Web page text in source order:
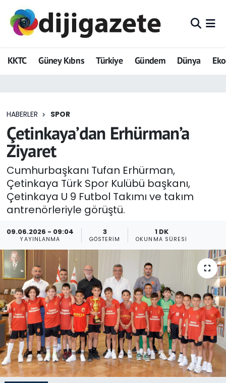
KKTC Güney Kıbrıs Türkiye Gündem Dünya
HABERLER SPOR
Çetinkaya’dan Erhürman’a
Ziyaret
Cumhurbaşkanı Tufan Erhürman,
Çetinkaya Türk Spor Kulübü başkanı,
Çetinkaya U 9 Futbol Takımı ve takım
antrenörleriyle görüştü.
09.06.2026 - 09:04
YAYINLANMA
3
GÖSTERIM
1 DK
OKUNMA SÜRESI
ADVERTORIAL
Dijigazete
Eğitim
Ekonomi
Foto Galeri
GEZİ
Gündem
KKTC
KKTC YEREL SEÇİM 2018
Kültür Sanat
Magazin
Moda
Hava Durumu
Trafik Durumu
Tüm Manşetler
Son Dakika Haberleri
Haber Arşivi